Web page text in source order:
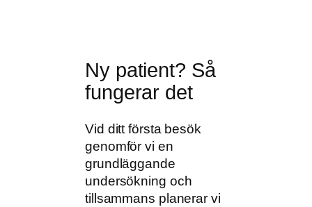
Ny patient? Så
fungerar det
Vid ditt första besök
genomför vi en
grundläggande
undersökning och
tillsammans planerar vi